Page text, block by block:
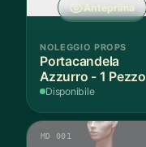
Anteprima
NOLEGGIO PROPS
Portacandela
Azzurro - 1 Pezzo
Disponibile
MD 001